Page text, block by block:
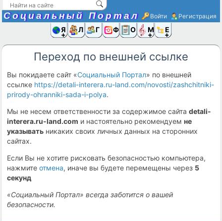
Социальный Портал Войти Регистрация
Я иЛюди
Группы
Фото Ещё
Переход по внешней ссылке
Вы покидаете сайт «Социальный Портал» по внешней
ссылке https://detali-interera.ru-land.com/novosti/zashchitniki-
prirody-ohranniki-sada-i-polya.
Мы не несем ответственности за содержимое сайтаdetali-
interera.ru-land.com и настоятельно рекомендуемне
указывать никаких своих личных данных на сторонних
сайтах.
Если Вы не хотите рисковать безопасностью компьютера,
нажмитеотмена, иначе вы будете перемещены через 5
секунд
«Социальный Портал» всегда заботится о вашей
безопасности.